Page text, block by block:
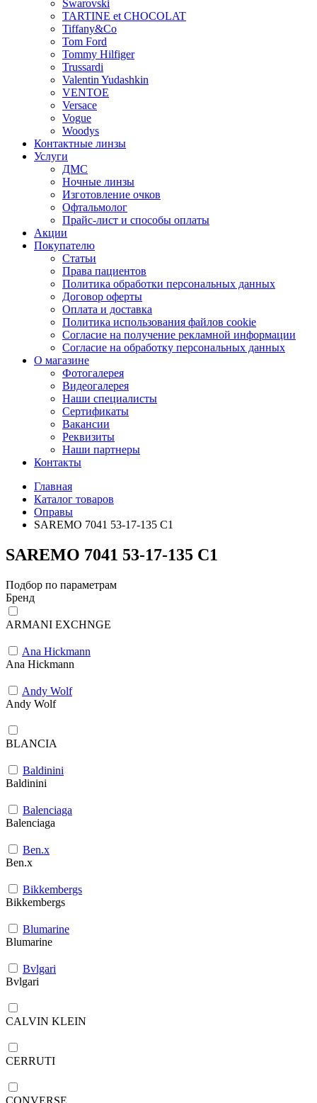
Swarovski
TARTINE et CHOCOLAT
Tiffany&Co
Tom Ford
Tommy Hilfiger
Trussardi
Valentin Yudashkin
VENTOE
Versace
Vogue
Woodys
Контактные линзы
Услуги
ДМС
Ночные линзы
Изготовление очков
Офтальмолог
Прайс-лист и способы оплаты
Акции
Покупателю
Статьи
Права пациентов
Политика обработки персональных данных
Договор оферты
Оплата и доставка
Политика использования файлов cookie
Согласие на получение рекламной информации
Согласие на обработку персональных данных
О магазине
Фотогалерея
Видеогалерея
Наши специалисты
Сертификаты
Вакансии
Реквизиты
Наши партнеры
Контакты
Главная
Каталог товаров
Оправы
SAREMO 7041 53-17-135 C1
SAREMO 7041 53-17-135 C1
Подбор по параметрам
Бренд
ARMANI EXCHNGE
Ana Hickmann
Ana Hickmann
Andy Wolf
Andy Wolf
BLANCIA
Baldinini
Baldinini
Balenciaga
Balenciaga
Ben.x
Ben.x
Bikkembergs
Bikkembergs
Blumarine
Blumarine
Bvlgari
Bvlgari
CALVIN KLEIN
CERRUTI
CONVERSE